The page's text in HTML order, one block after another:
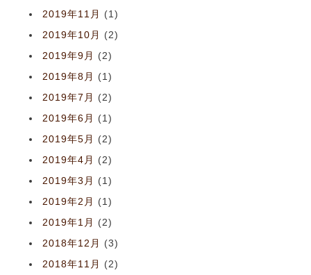
2019年11月
(1)
2019年10月
(2)
2019年9月
(2)
2019年8月
(1)
2019年7月
(2)
2019年6月
(1)
2019年5月
(2)
2019年4月
(2)
2019年3月
(1)
2019年2月
(1)
2019年1月
(2)
2018年12月
(3)
2018年11月
(2)